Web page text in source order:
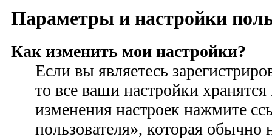
Параметры и настройки
Как изменить мои настройки?
Если вы являетесь
то все ваши настройки
изменения настроек нажмите
пользователя», которая обычно